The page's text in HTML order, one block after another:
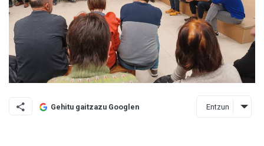
Gehitu gaitzazu Googlen Entzun